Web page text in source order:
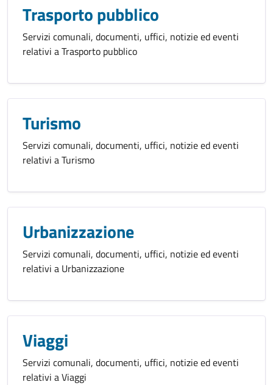
Trasporto pubblico
Servizi comunali, documenti, uffici, notizie ed eventi
relativi a Trasporto pubblico
Turismo
Servizi comunali, documenti, uffici, notizie ed eventi
relativi a Turismo
Urbanizzazione
Servizi comunali, documenti, uffici, notizie ed eventi
relativi a Urbanizzazione
Viaggi
Servizi comunali, documenti, uffici, notizie ed eventi
relativi a Viaggi